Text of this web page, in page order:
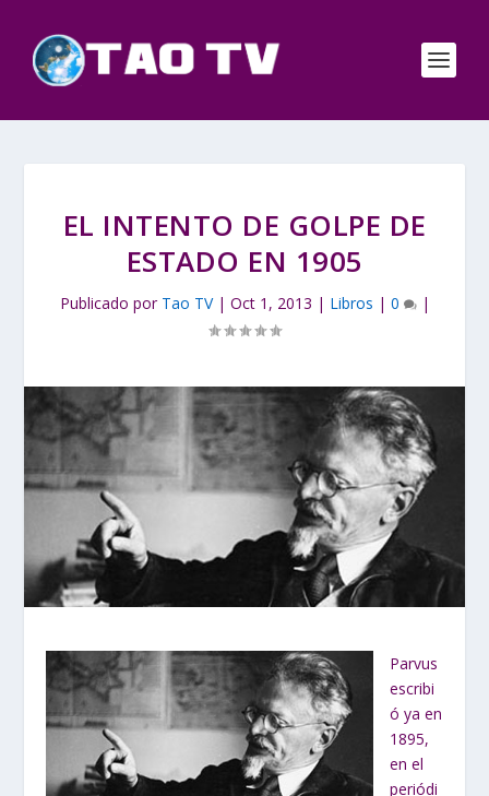
EL INTENTO DE GOLPE DE
ESTADO EN 1905
Publicado por Tao TV| Oct 1, 2013 | Libros | 0 |
Parvus
escribi
ó ya en
1895,
en el
periódi